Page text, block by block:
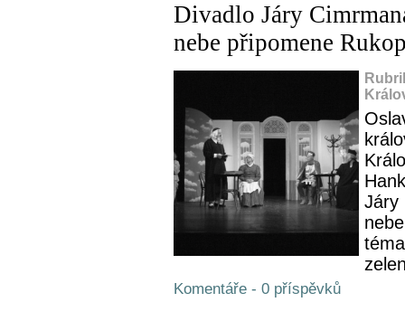
Divadlo Járy
nebe připomene
Járy
Komentáře - 0 příspěvků